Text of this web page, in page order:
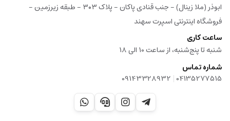
ابوذر (ملا زینال) - جنب قنادی پاکان - پلاک ۳۰۳ - طبقه زیرزمین -
فروشگاه اینترنتی اسپرت سهند
ساعت کاری
شنبه تا پنج‌شنبه، از ساعت 10 الی 18
شماره تماس
04135277515
|
09143328932